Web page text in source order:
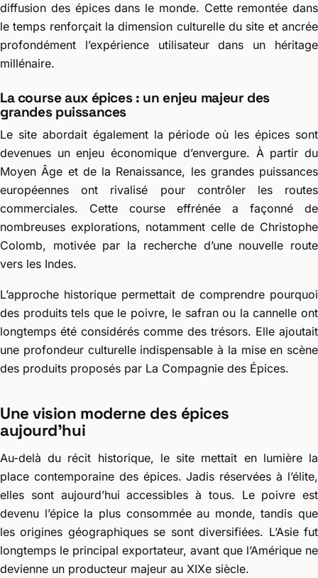
diffusion des épices dans le monde. Cette remontée dans
le temps renforçait la dimension culturelle du site et ancrée
profondément l’expérience utilisateur dans un héritage
millénaire.
La course aux épices : un enjeu majeur des
grandes puissances
Le site abordait également la période où les épices sont
devenues un enjeu économique d’envergure. À partir du
Moyen Âge et de la Renaissance, les grandes puissances
européennes ont rivalisé pour contrôler les routes
commerciales. Cette course effrénée a façonné de
nombreuses explorations, notamment celle de Christophe
Colomb, motivée par la recherche d’une nouvelle route
vers les Indes.
L’approche historique permettait de comprendre pourquoi
des produits tels que le poivre, le safran ou la cannelle ont
longtemps été considérés comme des trésors. Elle ajoutait
une profondeur culturelle indispensable à la mise en scène
des produits proposés par La Compagnie des Épices.
Une vision moderne des épices
aujourd’hui
Au-delà du récit historique, le site mettait en lumière la
place contemporaine des épices. Jadis réservées à l’élite,
elles sont aujourd’hui accessibles à tous. Le poivre est
devenu l’épice la plus consommée au monde, tandis que
les origines géographiques se sont diversifiées. L’Asie fut
longtemps le principal exportateur, avant que l’Amérique ne
devienne un producteur majeur au XIXe siècle.